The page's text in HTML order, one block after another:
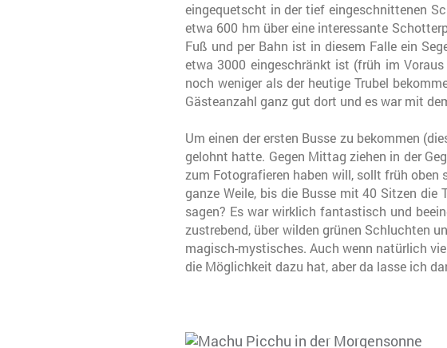
eingequetscht in der tief eingeschnittenen
etwa 600 hm über eine interessante
Fuß und per Bahn ist in diesem Falle ein
etwa 3000 eingeschränkt ist (früh im
noch weniger als der heutige Trubel
Gästeanzahl ganz gut dort und es war mit
Um einen der ersten Busse zu bekommen
gelohnt hatte. Gegen Mittag ziehen in der
zum Fotografieren haben will, sollt früh
ganze Weile, bis die Busse mit 40 Sitzen
sagen? Es war wirklich fantastisch und
zustrebend, über wilden grünen Schluchten
magisch-mystisches. Auch wenn natürlich
die Möglichkeit dazu hat, aber da lasse ich